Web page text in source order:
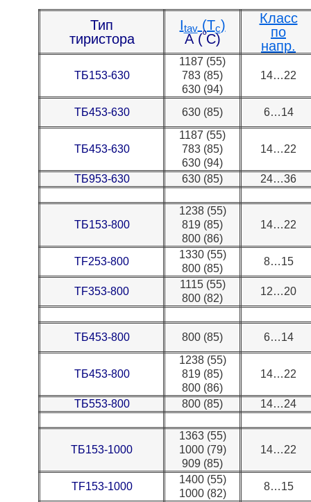
Тип
тиристора
Itav(Tc)
А (ºС)
Класс
по
напр.
ТБ153-630
1187 (55)
783 (85)
630 (94)
14…22
ТБ453-630 630 (85) 6…14
ТБ453-630
1187 (55)
783 (85)
630 (94)
14…22
ТБ953-630 630 (85) 24…36
ТБ153-800
1238 (55)
819 (85)
800 (86)
14…22
TF253-800
1330 (55)
800 (85)
8…15
TF353-800
1115 (55)
800 (82)
12…20
ТБ453-800 800 (85) 6…14
ТБ453-800
1238 (55)
819 (85)
800 (86)
14…22
ТБ553-800 800 (85) 14…24
ТБ153-1000
1363 (55)
1000 (79)
909 (85)
14…22
TF153-1000
1400 (55)
1000 (82)
8…15